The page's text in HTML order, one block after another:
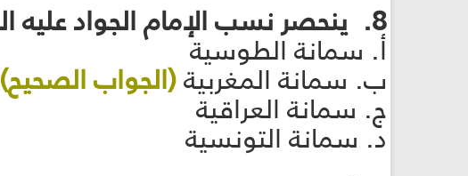
8. ينحصر نسب الإمام الجواد عليه السلام بإحدى زوجتيه من هي؟
أ. سمانة الطوسية
ب. سمانة المغربية(الجواب الصحيح)
ج. سمانة العراقية
د. سمانة التونسية